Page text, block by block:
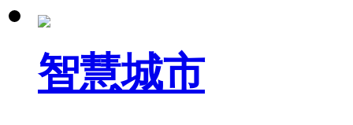
智慧城市